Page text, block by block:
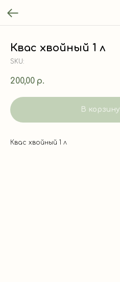
Квас хвойный 1 л
SKU:
200,00 р.
В корзину
Квас хвойный 1 л